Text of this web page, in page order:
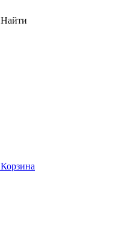
Найти
Корзина